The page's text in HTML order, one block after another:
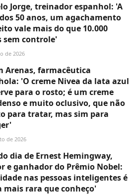
Jorge, treinador espanhol: 'A
50 anos, um agachamento
vale mais do que 10.000
sem controle'
de 2026
Arenas, farmacêutica
'O creme Nivea da lata azul
para o rosto; é um creme
e muito oclusivo, que não
para tratar, mas sim para
de 2026
dia de Ernest Hemingway,
e ganhador do Prêmio Nobel:
nas pessoas inteligentes é
mais rara que conheço'